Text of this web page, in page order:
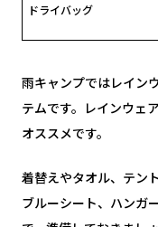
ドライバッグ
雨キャンプではレイン
テムです。レインウェ
オススメです。
着替えやタオル、テン
ブルーシート、ハンガ